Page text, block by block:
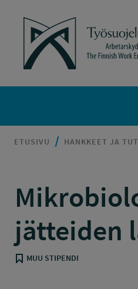
Työsuojelurahasto
ETUSIVU HANKKEET JA
jätteiden
MUU STIPENDI